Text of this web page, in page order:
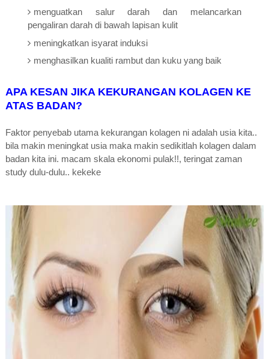
menguatkan salur darah dan melancarkan
pengaliran darah di bawah lapisan kulit
meningkatkan isyarat induksi
menghasilkan kualiti rambut dan kuku yang baik
APA KESAN JIKA KEKURANGAN KOLAGEN KE
ATAS BADAN?
Faktor penyebab utama kekurangan kolagen ni adalah usia kita..
bila makin meningkat usia maka makin sedikitlah kolagen dalam
badan kita ini. macam skala ekonomi pulak!!, teringat zaman
study dulu-dulu.. kekeke